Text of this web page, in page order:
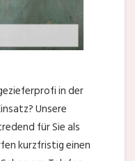
in der
Unsere
für Sie als
kurzfristig einen